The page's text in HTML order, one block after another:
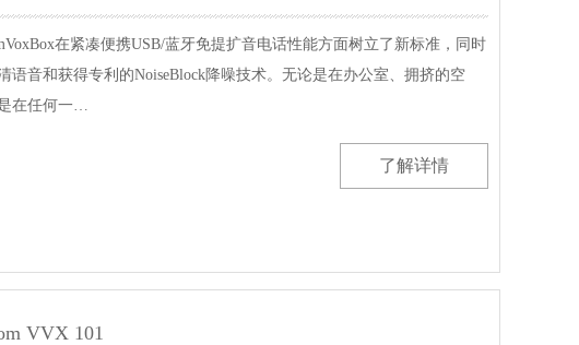
在紧凑便携USB/蓝牙免提扩音电话性能方面树立了新标准，同时
语音和获得专利的NoiseBlock降噪技术。无论是在办公室、拥挤的空
在任何一…
了解详情
VVX 101